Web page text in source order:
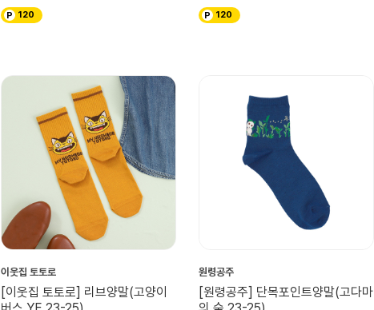
120 120
이웃집 토토로
[이웃집 토토로] 리브양말(고양이
원령공주
[원령공주] 단목포인트양말(고다마